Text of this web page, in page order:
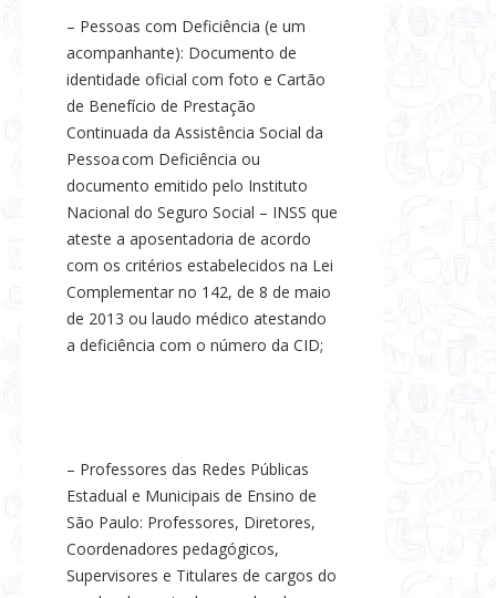
– Pessoas com Deficiência (e um
acompanhante): Documento de
identidade oficial com foto e Cartão
de Benefício de Prestação
Continuada da Assistência Social da
Pessoa com Deficiência ou
documento emitido pelo Instituto
Nacional do Seguro Social – INSS que
ateste a aposentadoria de acordo
com os critérios estabelecidos na Lei
Complementar no 142, de 8 de maio
de 2013 ou laudo médico atestando
a deficiência com o número da CID;
– Professores das Redes Públicas
Estadual e Municipais de Ensino de
São Paulo: Professores, Diretores,
Coordenadores pedagógicos,
Supervisores e Titulares de cargos do